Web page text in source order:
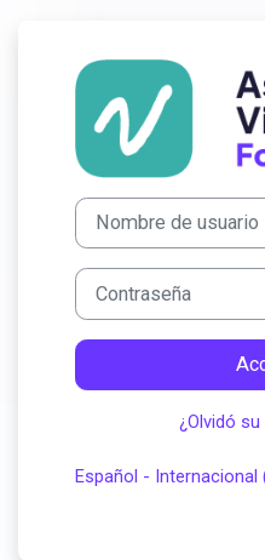
Nombre de usuario
Contraseña
¿Olvidó
Español - Internacional